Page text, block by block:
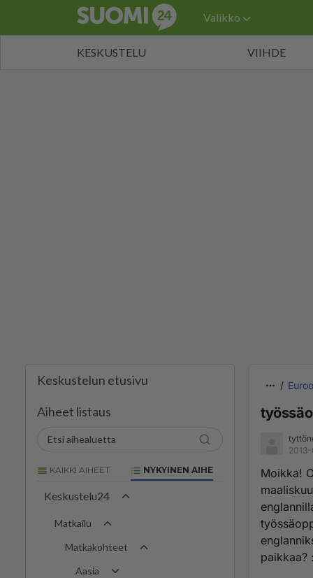
Valikko
KESKUSTELU VIIHDE
Keskustelun etusivu
Aiheet listaus
KAIKKI AIHEET NYKYINEN AIHE
Keskustelu24
Matkailu
Matkakohteet
Aasia
2013-
Moikka!
paikkaa?